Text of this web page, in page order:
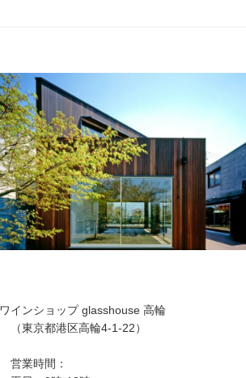
ワインショップ glasshouse 高輪
（東京都港区高輪4-1-22）
営業時間：